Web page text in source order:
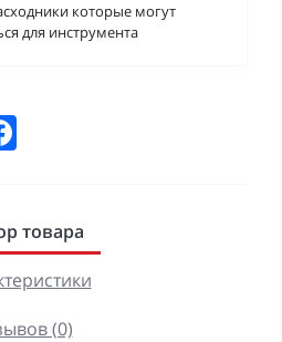
которые могут
для инструмента
товара
(0)